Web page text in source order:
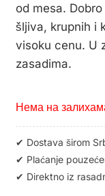
od mesa.
šljiva, krupnih i
visoku cenu. U
zasadima.
Нема на